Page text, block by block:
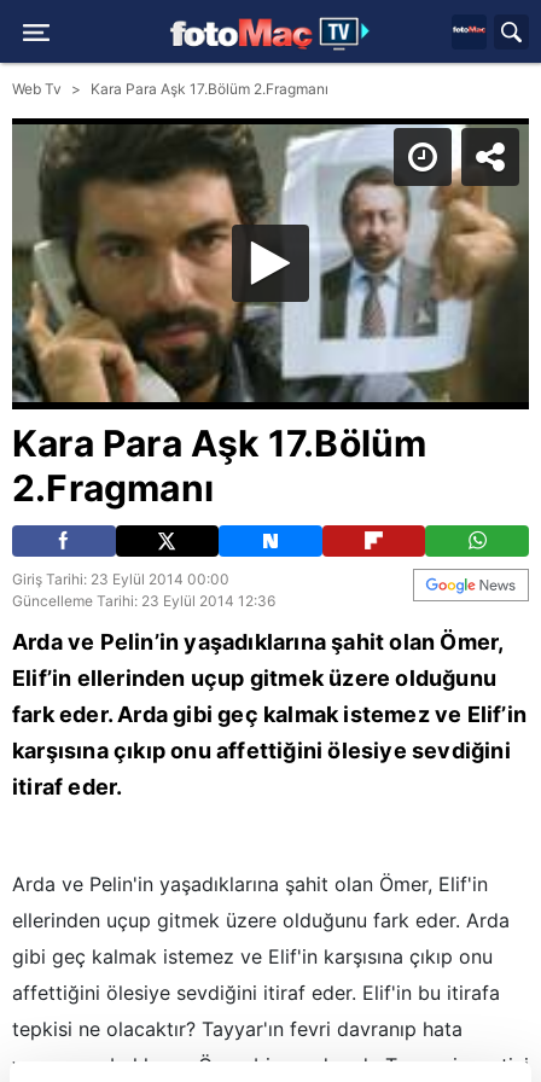
Web Tv Kara Para Aşk 17.Bölüm 2.Fragmanı
Kara Para Aşk 17.Bölüm
2.Fragmanı
Giriş Tarihi: 23 Eylül 2014 00:00
Güncelleme Tarihi: 23 Eylül 2014 12:36
Arda ve Pelin’in yaşadıklarına şahit olan Ömer,
Elif’in ellerinden uçup gitmek üzere olduğunu
fark eder. Arda gibi geç kalmak istemez ve Elif’in
karşısına çıkıp onu affettiğini ölesiye sevdiğini
itiraf eder.
Arda ve Pelin'in yaşadıklarına şahit olan Ömer, Elif'in
ellerinden uçup gitmek üzere olduğunu fark eder. Arda
gibi geç kalmak istemez ve Elif'in karşısına çıkıp onu
affettiğini ölesiye sevdiğini itiraf eder. Elif'in bu itirafa
tepkisi ne olacaktır? Tayyar'ın fevri davranıp hata
yapmasını bekleyen Ömer bir yandan da Taner cinayetini